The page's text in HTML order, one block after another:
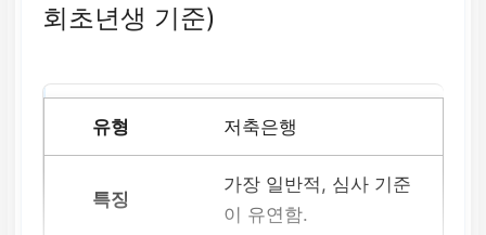
회초년생 기준)
저축은행
가장 일반적, 심사 기준
이 유연함.